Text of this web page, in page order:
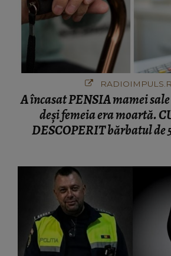
A încasat PENSIA mamei
deși femeia era moartă.
DESCOPERIT bărbatul de